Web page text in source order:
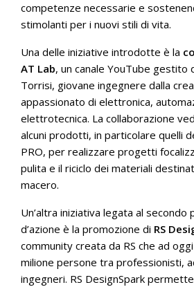
competenze necessarie e
stimolanti per i nuovi stili di vita.
Una delle iniziative introdotte è la
AT Lab, un canale YouTube gestito
Torrisi, giovane ingegnere dalla
appassionato di elettronica,
elettrotecnica. La collaborazione
alcuni prodotti, in particolare quelli
PRO, per realizzare progetti
pulita e il riciclo dei materiali
macero.
Un’altra iniziativa legata al secondo
d’azione è la promozione di RS
community creata da RS che ad
milione persone tra professionisti,
ingegneri. RS DesignSpark